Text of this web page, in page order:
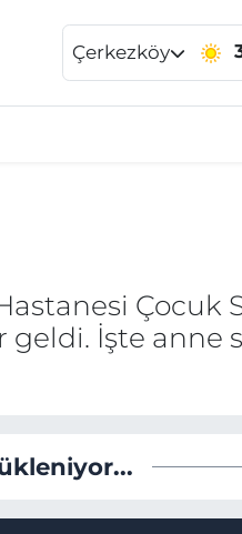
Çerkezköy
Çocuk
geldi. İşte anne